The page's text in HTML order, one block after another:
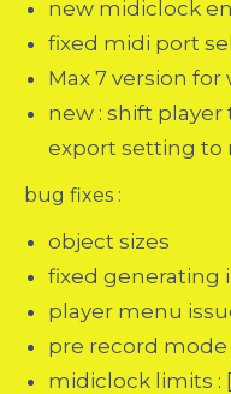
new midiclock
fixed midi port
Max 7 version
new : shift
export setting to
bug fixes :
object sizes
fixed generating
player menu
pre record
midiclock limits :